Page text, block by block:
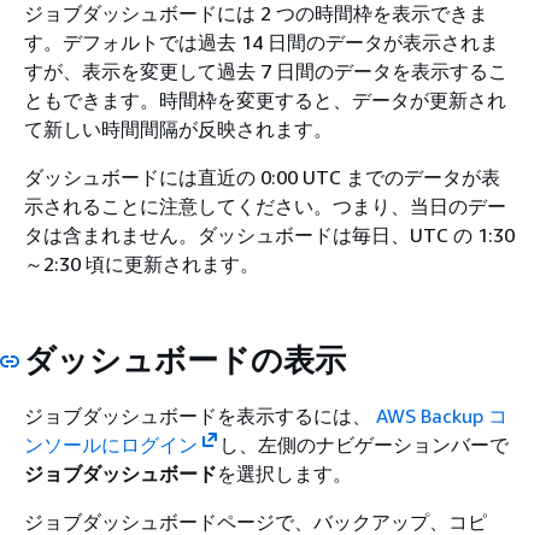
ジョブダッシュボードには 2 つの時間枠を表示できま
す。デフォルトでは過去 14 日間のデータが表示されま
すが、表示を変更して過去 7 日間のデータを表示するこ
ともできます。時間枠を変更すると、データが更新され
て新しい時間間隔が反映されます。
ダッシュボードには直近の 0:00 UTC までのデータが表
示されることに注意してください。つまり、当日のデー
タは含まれません。ダッシュボードは毎日、UTC の 1:30
～2:30 頃に更新されます。
ダッシュボードの表示
ジョブダッシュボードを表示するには、 AWS Backup コ
ンソールにログイン
し、左側のナビゲーションバーで
ジョブダッシュボードを選択します。
ジョブダッシュボードページで、バックアップ、コピ